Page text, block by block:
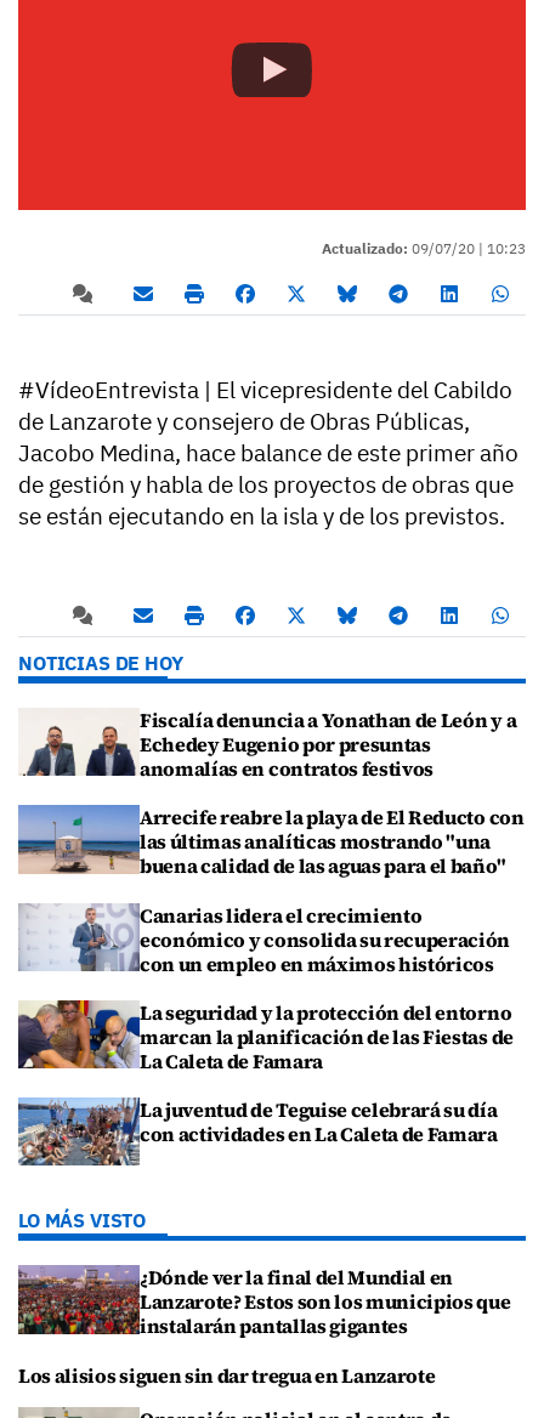
Actualizado: 09/07/20 | 10:23
#VídeoEntrevista | El vicepresidente del Cabildo
de Lanzarote y consejero de Obras Públicas,
Jacobo Medina, hace balance de este primer año
de gestión y habla de los proyectos de obras que
se están ejecutando en la isla y de los previstos.
NOTICIAS DE HOY
Fiscalía denuncia a Yonathan de León y a
Echedey Eugenio por presuntas
anomalías en contratos festivos
Arrecife reabre la playa de El Reducto con
las últimas analíticas mostrando "una
buena calidad de las aguas para el baño"
Canarias lidera el crecimiento
económico y consolida su recuperación
con un empleo en máximos históricos
La seguridad y la protección del entorno
marcan la planificación de las Fiestas de
La Caleta de Famara
La juventud de Teguise celebrará su día
con actividades en La Caleta de Famara
LO MÁS VISTO
¿Dónde ver la final del Mundial en
Lanzarote? Estos son los municipios que
instalarán pantallas gigantes
Los alisios siguen sin dar tregua en Lanzarote